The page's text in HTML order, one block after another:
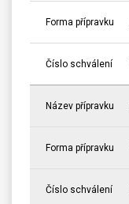
Forma přípravku
Číslo schválení
Název přípravku
Forma přípravku
Číslo schválení